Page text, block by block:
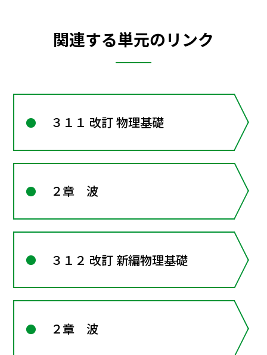
関連する単元のリンク
３１１ 改訂 物理基礎
２章 波
３１２ 改訂 新編物理基礎
２章 波